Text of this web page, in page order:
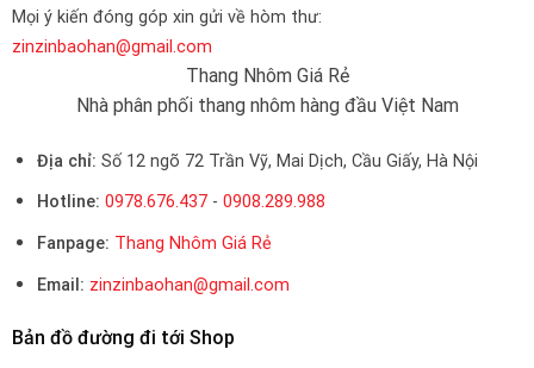
Mọi ý kiến đóng góp xin gửi về hòm thư:
zinzinbaohan@gmail.com
Thang Nhôm Giá Rẻ
Nhà phân phối thang nhôm hàng đầu Việt Nam
Địa chỉ: Số 12 ngõ 72 Trần Vỹ, Mai Dịch, Cầu Giấy, Hà Nội
Hotline: 0978.676.437- 0908.289.988
Fanpage: Thang Nhôm Giá Rẻ
Email: zinzinbaohan@gmail.com
Bản đồ đường đi tới Shop